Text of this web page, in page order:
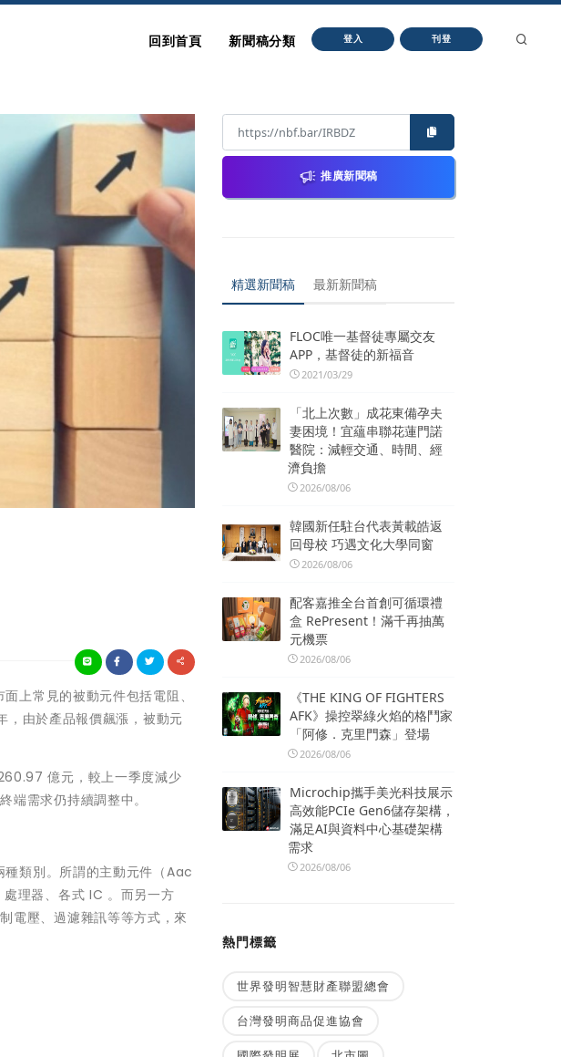
回到首頁 新聞稿分類 登入 刊登
上常見的被動元件包括電阻、
，由於產品報價飆漲，被動元
億元，較上一季度減少
需求仍持續調整中。
類別。所謂的主動元件（Aac
理器、各式 IC 。而另一方
壓、過濾雜訊等等方式，來
推廣新聞稿
精選新聞稿 最新新聞稿
FLOC唯一基督徒專屬交友
APP，基督徒的新福音
2021/03/29
「北上次數」成花東備孕夫
妻困境！宜蘊串聯花蓮門諾
醫院：減輕交通、時間、經
濟負擔
2026/08/06
韓國新任駐台代表黃載皓返
回母校 巧遇文化大學同窗
2026/08/06
配客嘉推全台首創可循環禮
盒 RePresent！滿千再抽萬
元機票
2026/08/06
《THE KING OF FIGHTERS
AFK》操控翠綠火焰的格鬥家
「阿修．克里門森」登場
2026/08/06
Microchip攜手美光科技展示
高效能PCIe Gen6儲存架構，
滿足AI與資料中心基礎架構
需求
2026/08/06
熱門標籤
世界發明智慧財產聯盟總會
台灣發明商品促進協會